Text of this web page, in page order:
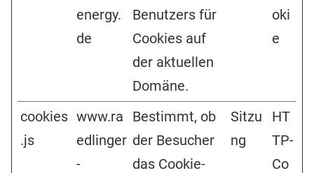
energy.
de
Benutzers für
Cookies auf
der aktuellen
Domäne.
oki
e
cookies
.js
www.ra
edlinger
-
Bestimmt, ob
der Besucher
das Cookie-
Sitzu
ng
HT
TP-
Co